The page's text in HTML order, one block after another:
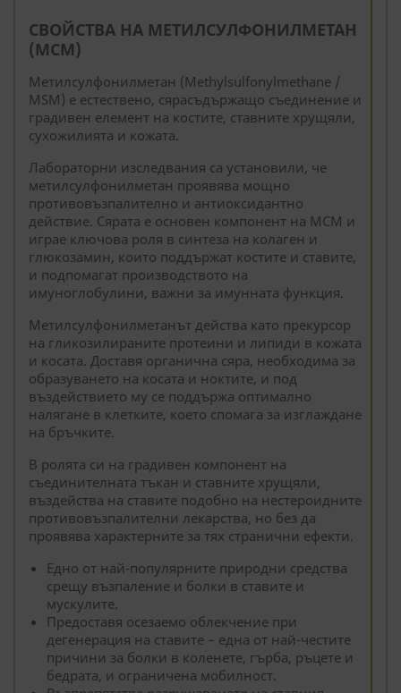
СВОЙСТВА НА МЕТИЛСУЛФОНИЛМЕТАН
(МСМ)
Метилсулфонилметан (Methylsulfonylmethane /
MSM) е естествено, сярасъдържащо съединение и
градивен елемент на костите, ставните хрущяли,
сухожилията и кожата.
Лабораторни изследвания са установили, че
метилсулфонилметан проявява мощно
противовъзпалително и антиоксидантно
действие. Сярата е основен компонент на МСМ и
играе ключова роля в синтеза на колаген и
глюкозамин, които поддържат костите и ставите,
и подпомагат производството на
имуноглобулини, важни за имунната функция.
Метилсулфонилметанът действа като прекурсор
на гликозилираните протеини и липиди в кожата
и косата. Доставя органична сяра, необходима за
образуването на косата и ноктите, и под
въздействието му се поддържа оптимално
налягане в клетките, което спомага за изглаждане
на бръчките.
В ролята си на градивен компонент на
съединителната тъкан и ставните хрущяли,
въздейства на ставите подобно на нестероидните
противовъзпалителни лекарства, но без да
проявява характерните за тях странични ефекти.
Едно от най-популярните природни средства
срещу възпаление и болки в ставите и
мускулите.
Предоставя осезаемо облекчение при
дегенерация на ставите – една от най-честите
причини за болки в коленете, гърба, ръцете и
бедрата, и ограничена мобилност.